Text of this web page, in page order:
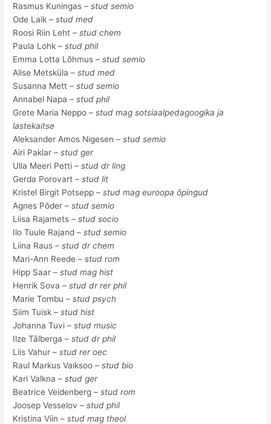
Rasmus Kuningas –stud semio
Ode Laik –stud med
Roosi Riin Leht – stud chem
Paula Lohk –stud phil
Emma Lotta Lõhmus –stud semio
Alise Metsküla –stud med
Susanna Mett –stud semio
Annabel Napa –stud phil
Grete Maria Neppo –stud mag sotsiaalpedagoogika ja
lastekaitse
Aleksander Amos Nigesen –stud semio
Airi Paklar –stud ger
Ulla Meeri Petti –stud dr ling
Gerda Porovart –stud lit
Kristel Birgit Potsepp –stud mag euroopa õpingud
Agnes Põder –stud semio
Liisa Rajamets –stud socio
Ilo Tuule Rajand –stud semio
Liina Raus –stud dr chem
Mari-Ann Reede –stud rom
Hipp Saar –stud mag hist
Henrik Sova –stud dr rer phil
Marie Tombu –stud psych
Siim Tuisk –stud hist
Johanna Tuvi –stud music
Ilze Tālberga –stud dr phil
Liis Vahur –stud rer oec
Raul Markus Vaiksoo –stud bio
Karl Valkna –stud ger
Beatrice Veidenberg –stud rom
Joosep Vesselov –stud phil
Kristina Viin –stud mag theol